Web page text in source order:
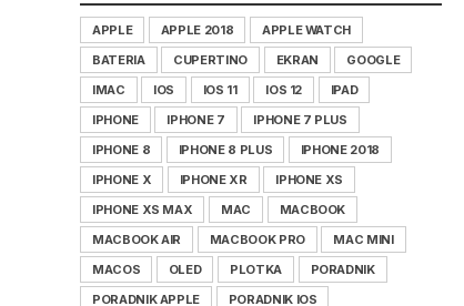
APPLE APPLE 2018
APPLE WATCH
BATERIA
CUPERTINO EKRAN
GOOGLE
IMAC
IOS IOS 11 IOS 12
IPAD
IPHONE
IPHONE 7
IPHONE 7 PLUS
IPHONE 8
IPHONE 8 PLUS
IPHONE 2018
IPHONE X
IPHONE XR
IPHONE XS
IPHONE XS MAX
MAC
MACBOOK
MACBOOK AIR
MACBOOK PRO
MAC MINI
MACOS
OLED PLOTKA
PORADNIK
PORADNIK APPLE
PORADNIK IOS